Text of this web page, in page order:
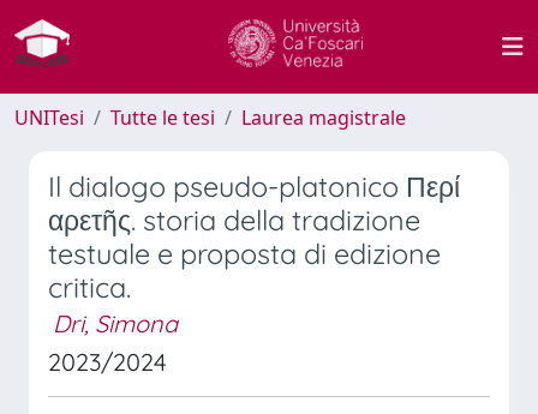
UNITesi Tutte le tesi Laurea magistrale
Il dialogo pseudo-platonico Περί
αρετῆς. storia della tradizione
testuale e proposta di edizione
critica.
Dri, Simona
2023/2024